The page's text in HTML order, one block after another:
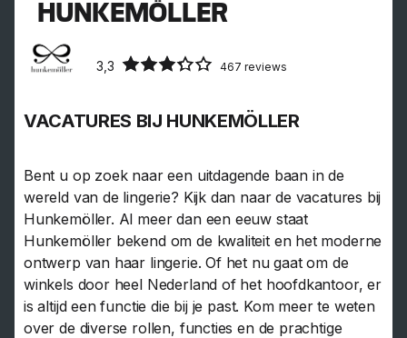
3,3 467 reviews
HUNKEMÖLLER
VACATURES BIJ HUNKEMÖLLER
Bent u op zoek naar een uitdagende baan in de
wereld van de lingerie? Kijk dan naar de vacatures bij
Hunkemöller. Al meer dan een eeuw staat
Hunkemöller bekend om de kwaliteit en het moderne
ontwerp van haar lingerie. Of het nu gaat om de
winkels door heel Nederland of het hoofdkantoor, er
is altijd een functie die bij je past. Kom meer te weten
over de diverse rollen, functies en de prachtige